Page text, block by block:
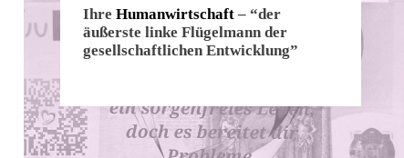
Ihre Humanwirtschaft – “der
äußerste linke Flügelmann der
gesellschaftlichen Entwicklung”